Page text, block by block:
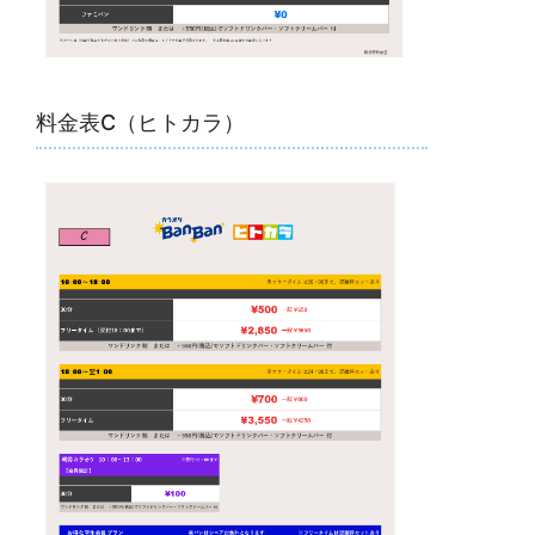
料金表C（ヒトカラ）